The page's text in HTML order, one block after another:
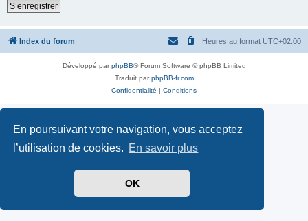
En poursuivant votre navigation, vous acceptez
l’utilisation de cookies. En savoir plus
OK
S’enregistrer
Index du forum Heures au format UTC+02:00
Développé parphpBB® Forum Software © phpBB Limited
Traduit parphpBB-fr.com
Confidentialité | Conditions